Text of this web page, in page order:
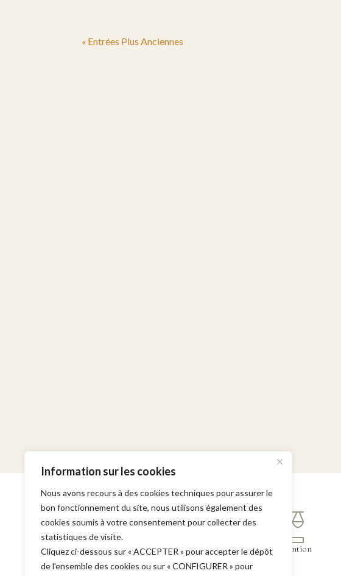
Information sur les cookies
Nous avons recours à des cookies techniques pour assurer le
bon fonctionnement du site, nous utilisons également des
cookies soumis à votre consentement pour collecter des
statistiques de visite.
Cliquez ci-dessous sur « ACCEPTER » pour accepter le dépôt
de l'ensemble des cookies ou sur « CONFIGURER » pour
« Entrées Plus Anciennes
Cabinet
Adresse :
Domaines d'intervention
Garde à vue